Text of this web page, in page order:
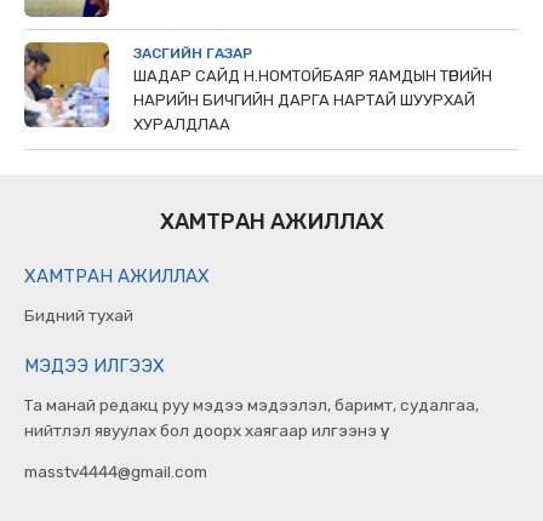
ЗАСГИЙН ГАЗАР
ШАДАР САЙД Н.НОМТОЙБАЯР ЯАМДЫН ТӨРИЙН
НАРИЙН БИЧГИЙН ДАРГА НАРТАЙ ШУУРХАЙ
ХУРАЛДЛАА
ХАМТРАН АЖИЛЛАХ
ХАМТРАН АЖИЛЛАХ
Бидний тухай
МЭДЭЭ ИЛГЭЭХ
Та манай редакц руу мэдээ мэдээлэл, баримт, судалгаа,
нийтлэл явуулах бол доорх хаягаар илгээнэ үү.
masstv4444@gmail.com